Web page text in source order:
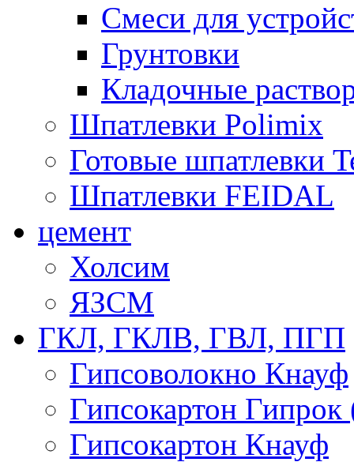
Смеси для
Грунтовки
Кладочные
Шпатлевки Polimix
Готовые шпатлевки
Шпатлевки FEIDAL
цемент
Холсим
ЯЗCМ
ГКЛ, ГКЛВ, ГВЛ, ПГП
Гипсоволокно Кнауф
Гипсокартон Гипрок
Гипсокартон Кнауф